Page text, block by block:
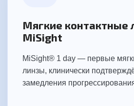
Мягкие контактные
MiSight
MiSight® 1 day — первые
линзы, клинически
замедления